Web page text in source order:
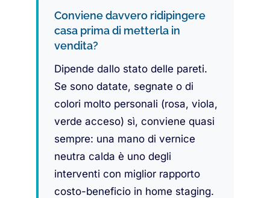
Conviene davvero ridipingere
casa prima di metterla in
vendita?
Dipende dallo stato delle pareti.
Se sono datate, segnate o di
colori molto personali (rosa, viola,
verde acceso) sì, conviene quasi
sempre: una mano di vernice
neutra calda è uno degli
interventi con miglior rapporto
costo-beneficio in home staging.